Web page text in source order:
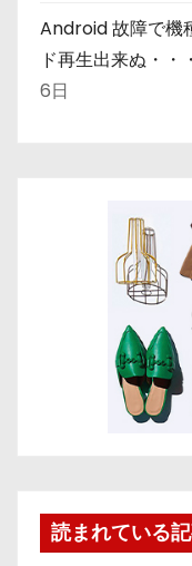
Android 故障で機
ド再生出来ぬ・
6日
読まれている